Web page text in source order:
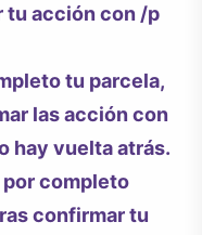
tu acción con /p
tu parcela,
las acción con
hay vuelta atrás.
por completo
confirmar tu